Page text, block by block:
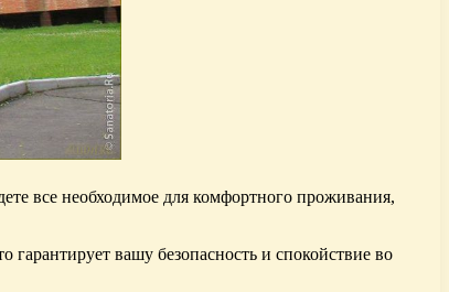
все необходимое для комфортного проживания,
вашу безопасность и спокойствие во